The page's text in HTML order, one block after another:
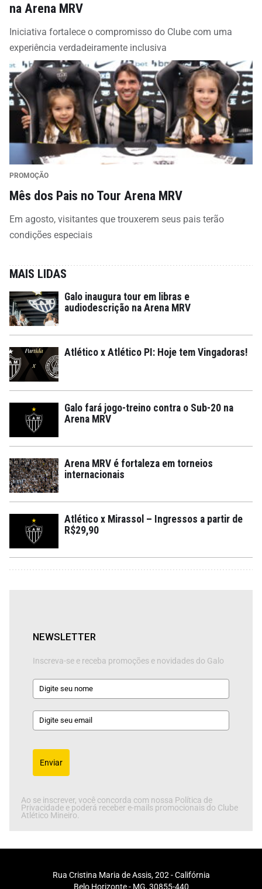
na Arena MRV
Iniciativa fortalece o compromisso do Clube com uma
experiência verdadeiramente inclusiva
PROMOÇÃO
Mês dos Pais no Tour Arena MRV
Em agosto, visitantes que trouxerem seus pais terão
condições especiais
MAIS LIDAS
Galo inaugura tour em libras e
audiodescrição na Arena MRV
Atlético x Atlético PI: Hoje tem Vingadoras!
Galo fará jogo-treino contra o Sub-20 na
Arena MRV
Arena MRV é fortaleza em torneios
internacionais
Atlético x Mirassol – Ingressos a partir de
R$29,90
NEWSLETTER
Inscreva-se e receba promoções e novidades do Galo
Enviar
Ao se inscrever, você concorda com nossa Política de
Privacidade e poderá receber e-mails promocionais do Clube
Atlético Mineiro.
Rua Cristina Maria de Assis, 202 - Califórnia
Belo Horizonte - MG, 30855-440